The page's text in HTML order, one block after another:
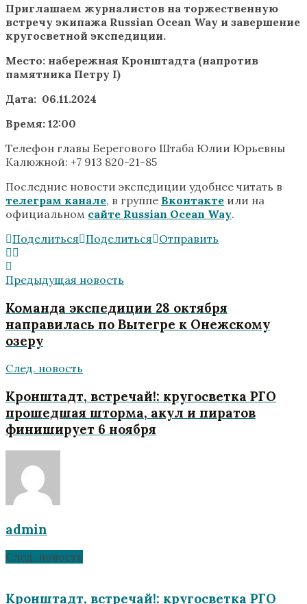
Приглашаем журналистов на торжественную
встречу экипажа Russian Ocean Way и завершение
кругосветной экспедиции.
Место: набережная Кронштадта (напротив
памятника Петру I)
Дата: 06.11.2024
Время: 12:00
Телефон главы Берегового Штаба Юлии Юрьевны
Калюжной: +7 913 820-21-85
Последние новости экспедиции удобнее читать в
телеграм канале, в группе Вконтакте или на
официальном сайте Russian Ocean Way.
Поделиться Поделиться Отправить
Предыдущая новость
Команда экспедиции 28 октября
направилась по Вытегре к Онежскому
озеру
След. новость
Кронштадт, встречай!: кругосветка РГО
прошедшая шторма, акул и пиратов
финиширует 6 ноября
admin
След. новость
Кронштадт, встречай!: кругосветка РГО